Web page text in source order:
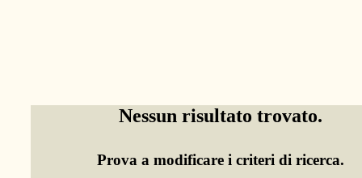
Nessun risultato trovato.
Prova a modificare i criteri di ricerca.